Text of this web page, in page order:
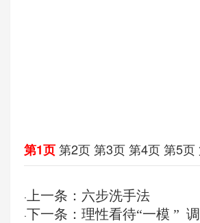
第1页第2页第3页第4页第5页
· 上一条：六步洗手法
·下一条：理性看待“一模 ”